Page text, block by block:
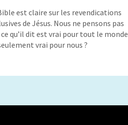
est claire sur les revendications
de Jésus. Nous ne pensons pas
ce qu’il dit est vrai pour tout le monde
vrai pour nous ?